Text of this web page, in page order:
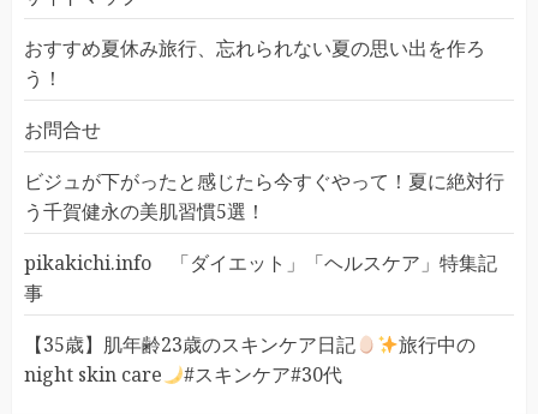
おすすめ夏休み旅行、忘れられない夏の思い出を作ろ
う！
お問合せ
ビジュが下がったと感じたら今すぐやって！夏に絶対行
う千賀健永の美肌習慣5選！
pikakichi.info 「ダイエット」「ヘルスケア」特集記
事
【35歳】肌年齢23歳のスキンケア日記
旅行中の
night skin care
#スキンケア#30代